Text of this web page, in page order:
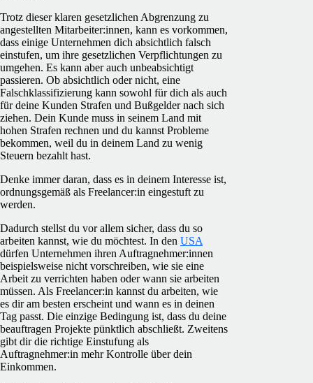
Trotz dieser klaren gesetzlichen Abgrenzung zu
angestellten Mitarbeiter:innen, kann es vorkommen,
dass einige Unternehmen dich absichtlich falsch
einstufen, um ihre gesetzlichen Verpflichtungen zu
umgehen. Es kann aber auch unbeabsichtigt
passieren. Ob absichtlich oder nicht, eine
Falschklassifizierung kann sowohl für dich als auch
für deine Kunden Strafen und Bußgeldernach sich
ziehen. Dein Kunde muss in seinem Land mit
hohen Strafen rechnen und du kannst Probleme
bekommen, weil du in deinem Land zu wenig
Steuern bezahlt hast.
Denke immer daran, dass es in deinem Interesse ist,
ordnungsgemäß als Freelancer:in eingestuft zu
werden.
Dadurch stellst du vor allem sicher, dass du so
arbeiten kannst, wie du möchtest. In den USA
dürfen Unternehmen ihren Auftragnehmer:innen
beispielsweise nicht vorschreiben, wie sie eine
Arbeit zu verrichten haben oder wann sie arbeiten
müssen. Als Freelancer:in kannst du arbeiten, wie
es dir am besten erscheint und wann es in deinen
Tag passt. Die einzige Bedingung ist, dass du deine
beauftragen Projekte pünktlich abschließt. Zweitens
gibt dir die richtige Einstufung als
Auftragnehmer:in mehr Kontrolle über dein
Einkommen.